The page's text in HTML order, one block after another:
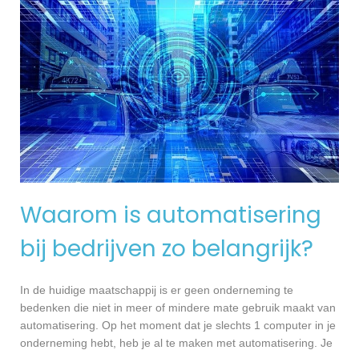
Waarom is automatisering
bij bedrijven zo belangrijk?
In de huidige maatschappij is er geen onderneming te
bedenken die niet in meer of mindere mate gebruik maakt van
automatisering. Op het moment dat je slechts 1 computer in je
onderneming hebt, heb je al te maken met automatisering. Je